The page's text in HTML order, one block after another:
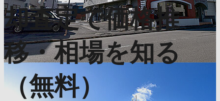
却査定で価格推
移・相場を知る
（無料）